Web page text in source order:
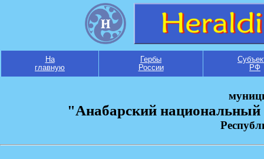
На
главную
Гербы
России
РФ
"Анабарский национальный